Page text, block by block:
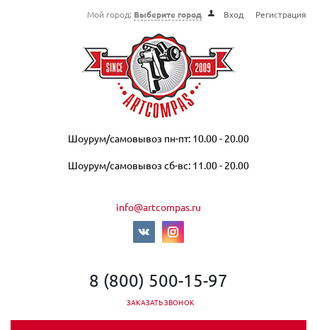
Мой город: Выберите город Вход Регистрация
Шоурум/самовывоз пн-пт: 10.00 - 20.00
Шоурум/самовывоз сб-вс: 11.00 - 20.00
info@artcompas.ru
8 (800) 500-15-97
ЗАКАЗАТЬ ЗВОНОК